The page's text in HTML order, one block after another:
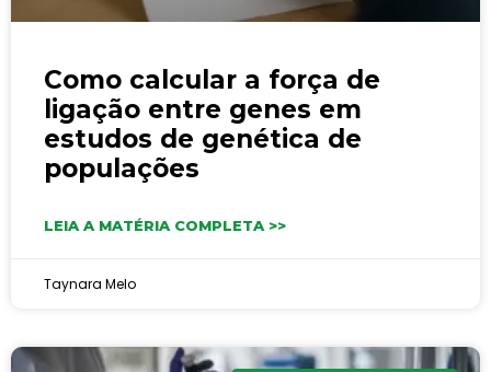
Como calcular a força de
ligação entre genes em
estudos de genética de
populações
LEIA A MATÉRIA COMPLETA >>
Taynara Melo